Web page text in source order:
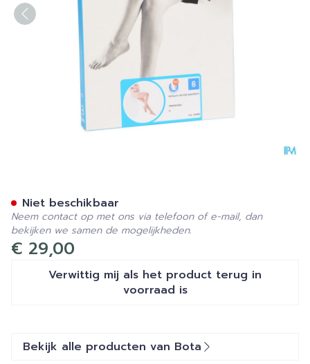
€ 29,00
Verwittig mij als het product terug in
voorraad is
Niet beschikbaar
Neem contact op met ons via telefoon of e-mail, dan
bekijken we samen de mogelijkheden.
Bekijk alle producten van Bota